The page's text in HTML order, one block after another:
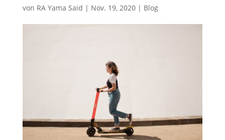
von RA Yama Said | Nov. 19, 2020| Blog